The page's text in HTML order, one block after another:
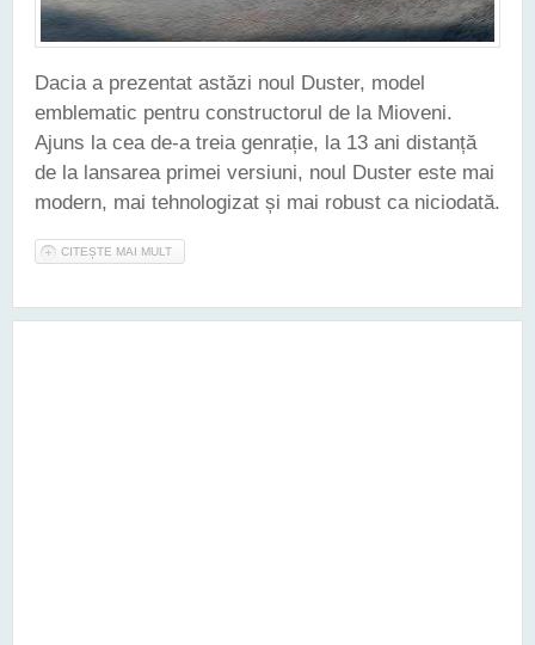
Dacia a prezentat astăzi noul Duster, model
emblematic pentru constructorul de la Mioveni.
Ajuns la cea de-a treia genrație, la 13 ani distanță
de la lansarea primei versiuni, noul Duster este mai
modern, mai tehnologizat și mai robust ca niciodată.
CITEȘTE MAI MULT